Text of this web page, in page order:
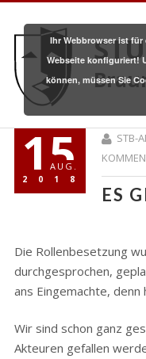
15
AUG.
2018
STB-
ES
Die Rollenbesetzung
durchgesprochen,
ans Eingemachte,
Wir sind schon ganz
Akteuren gefallen
Ihr Webbrowser ist
Webseite konfiguriert!
können, müssen Sie